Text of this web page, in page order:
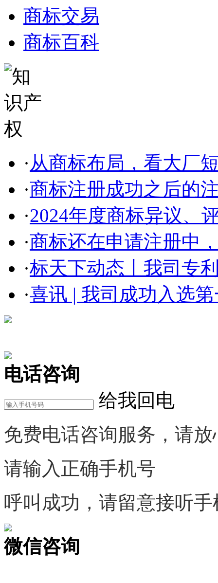
商标交易
商标百科
·从商标布局，看大厂
·商标注册成功之后的
·2024年度商标异议、
·商标还在申请注册中
·标天下动态丨我司专
·喜讯 | 我司成功入选
电话咨询
给我回电
免费电话咨询服务，请放
请输入正确手机号
呼叫成功，请留意接听手
微信咨询